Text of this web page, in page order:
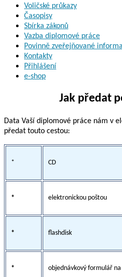
Voličské průkazy
Časopisy
Sbírka zákonů
Vazba diplomové práce
Povinně zveřejňované
Kontakty
Přihlášení
e-shop
Jak předat
Data Vaší diplomové práce nám v
předat touto cestou:
* CD
* elektronickou poštou
* flashdisk
* objednávkový formulář